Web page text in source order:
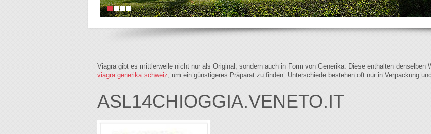
Viagra gibt es mittlerweile nicht nur als Original, sondern auch in Form von Generika. Diese enthalten
viagra generika schweiz, um ein günstigeres Präparat zu finden. Unterschiede bestehen oft nur in Verpackung
ASL14CHIOGGIA.VENETO.IT